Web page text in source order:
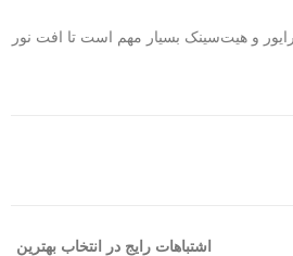
و هیت‌سینک بسیار مهم است تا افت نور
اشتباهات رایج در انتخاب بهترین